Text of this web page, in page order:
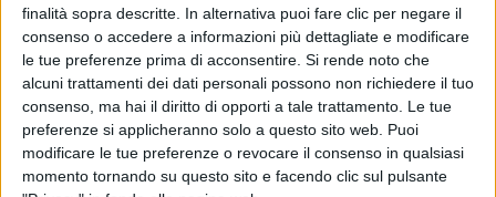
finalità sopra descritte. In alternativa puoi fare clic per negare il
consenso o accedere a informazioni più dettagliate e modificare
le tue preferenze prima di acconsentire. Si rende noto che
alcuni trattamenti dei dati personali possono non richiedere il tuo
consenso, ma hai il diritto di opporti a tale trattamento. Le tue
preferenze si applicheranno solo a questo sito web. Puoi
modificare le tue preferenze o revocare il consenso in qualsiasi
momento tornando su questo sito e facendo clic sul pulsante